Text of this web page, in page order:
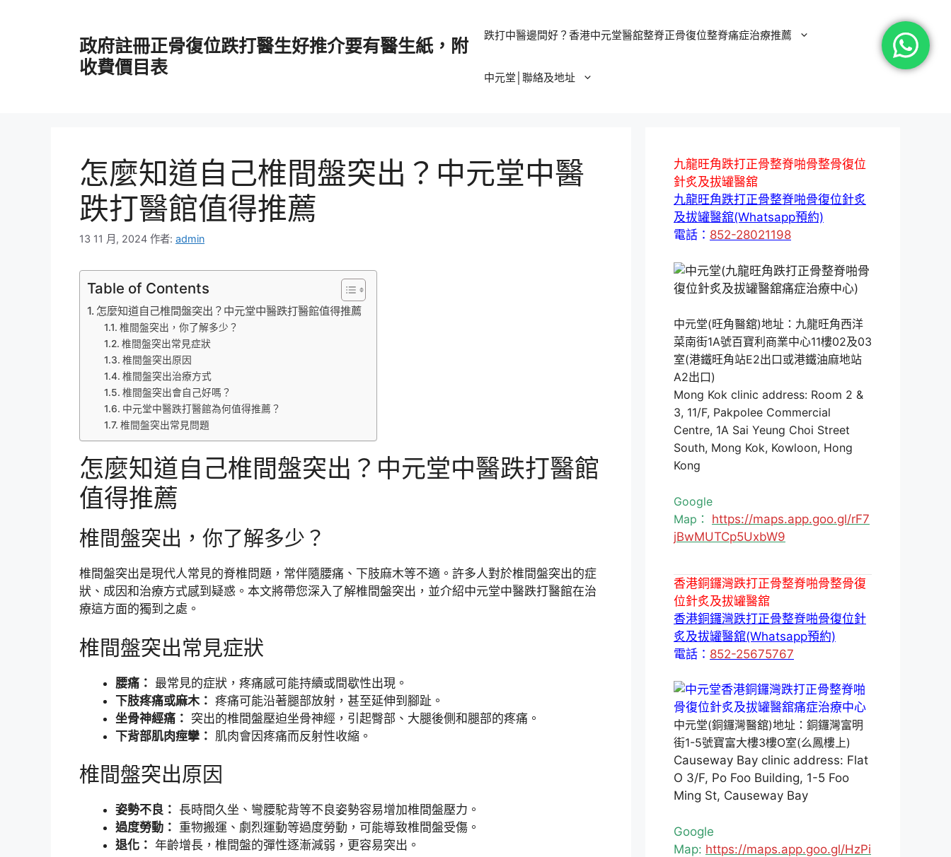
政府註冊正骨復位跌打醫生好推介要有醫生紙，附
收費價目表
跌打中醫邊間好？香港中元堂醫舘整脊正骨復位整脊痛症治療推薦
中元堂│聯絡及地址
怎麼知道自己椎間盤突出？中元堂中醫
跌打醫館值得推薦
13 11 月, 2024 作者: admin
Table of Contents
怎麼知道自己椎間盤突出？中元堂中醫跌打醫館值得推薦
椎間盤突出，你了解多少？
椎間盤突出常見症狀
椎間盤突出原因
椎間盤突出治療方式
椎間盤突出會自己好嗎？
中元堂中醫跌打醫館為何值得推薦？
椎間盤突出常見問題
怎麼知道自己椎間盤突出？中元堂中醫跌打醫館
值得推薦
椎間盤突出，你了解多少？
椎間盤突出是現代人常見的脊椎問題，常伴隨腰痛、下肢麻木等不適。許多人對於椎間盤突出的症
狀、成因和治療方式感到疑惑。本文將帶您深入了解椎間盤突出，並介紹中元堂中醫跌打醫館在治
療這方面的獨到之處。
椎間盤突出常見症狀
腰痛： 最常見的症狀，疼痛感可能持續或間歇性出現。
下肢疼痛或麻木： 疼痛可能沿著腿部放射，甚至延伸到腳趾。
坐骨神經痛： 突出的椎間盤壓迫坐骨神經，引起臀部、大腿後側和腿部的疼痛。
下背部肌肉痙攣： 肌肉會因疼痛而反射性收縮。
椎間盤突出原因
姿勢不良： 長時間久坐、彎腰駝背等不良姿勢容易增加椎間盤壓力。
過度勞動： 重物搬運、劇烈運動等過度勞動，可能導致椎間盤受傷。
退化： 年齡增長，椎間盤的彈性逐漸減弱，更容易突出。
九龍旺角跌打正骨整脊啪骨整骨復位
針炙及拔罐醫舘
九龍旺角跌打正骨整脊啪骨復位針炙
及拔罐醫舘(Whatsapp預約)
電話： 852-28021198
中元堂(旺角醫舘)地址：九龍旺角西洋
菜南街1A號百寶利商業中心11樓02及03
室(港鐵旺角站E2出口或港鐵油麻地站
A2出口)
Mong Kok clinic address: Room 2 &
3, 11/F, Pakpolee Commercial
Centre, 1A Sai Yeung Choi Street
South, Mong Kok, Kowloon, Hong
Kong
Google
Map： https://maps.app.goo.gl/rF7
jBwMUTCp5UxbW9
香港銅鑼灣跌打正骨整脊啪骨整骨復
位針炙及拔罐醫舘
香港銅鑼灣跌打正骨整脊啪骨復位針
炙及拔罐醫舘(Whatsapp預約)
電話： 852-25675767
中元堂(銅鑼灣醫舘)地址：銅鑼灣富明
街1-5號寶富大樓3樓O室(么鳳樓上)
Causeway Bay clinic address: Flat
O 3/F, Po Foo Building, 1-5 Foo
Ming St, Causeway Bay
Google
Map: https://maps.app.goo.gl/HzPi